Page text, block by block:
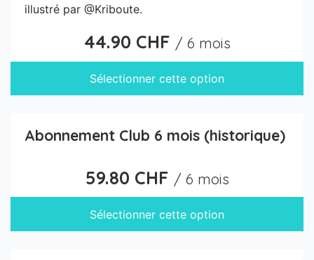
illustré par @Kriboute.
44.90 CHF / 6 mois
Sélectionner cette option
Abonnement Club 6 mois (historique)
59.80 CHF / 6 mois
Sélectionner cette option